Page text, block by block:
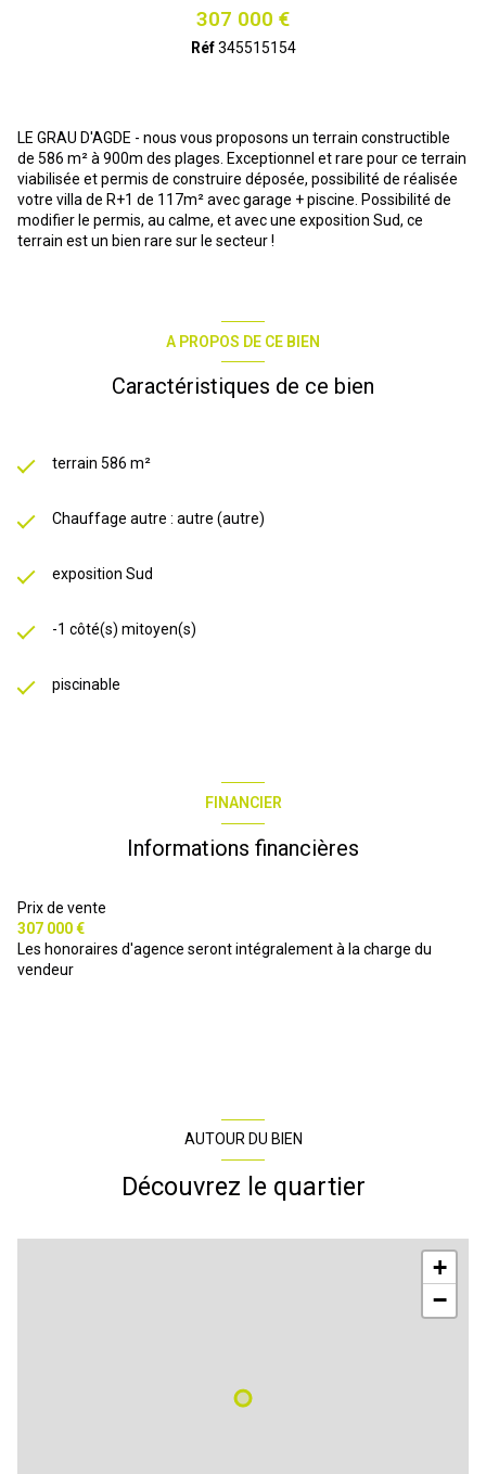
307 000 €
Réf345515154
LE GRAU D'AGDE - nous vous proposons un terrain constructible
de 586 m² à 900m des plages. Exceptionnel et rare pour ce terrain
viabilisée et permis de construire déposée, possibilité de réalisée
votre villa de R+1 de 117m² avec garage + piscine. Possibilité de
modifier le permis, au calme, et avec une exposition Sud, ce
terrain est un bien rare sur le secteur !
A PROPOS DE CE BIEN
Caractéristiques de ce bien
terrain 586 m²
Chauffage autre : autre (autre)
exposition Sud
-1 côté(s) mitoyen(s)
piscinable
FINANCIER
Informations financières
Prix de vente
307 000 €
Les honoraires d'agence seront intégralement à la charge du
vendeur
AUTOUR DU BIEN
Découvrez le quartier
+
−